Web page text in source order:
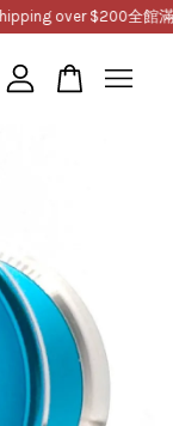
over $200全館滿